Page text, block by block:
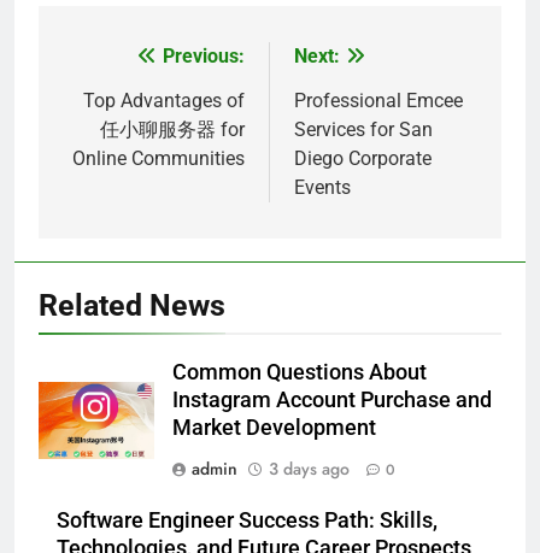
navigation
Previous:
Top Advantages of
任小聊服务器 for
Online Communities
Next:
Professional Emcee
Services for San
Diego Corporate
Events
Related News
Common Questions About
Instagram Account Purchase and
Market Development
admin
3 days ago 0
Software Engineer Success Path: Skills,
Technologies, and Future Career Prospects
5
Which One Is Worth Buying?
6
Performance, Convenience, and
BUSINESS